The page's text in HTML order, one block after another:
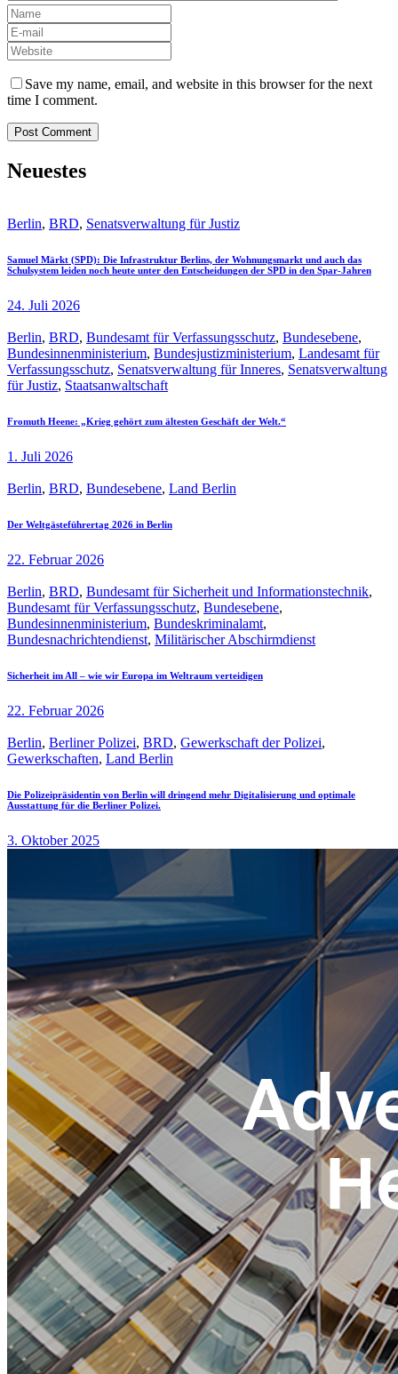
Save my name, email, and website in this browser for the next
time I comment.
Neuestes
Berlin, BRD, Senatsverwaltung für Justiz
Samuel Märkt (SPD): Die Infrastruktur Berlins, der Wohnungsmarkt und auch das
Schulsystem leiden noch heute unter den Entscheidungen der SPD in den Spar-Jahren
24. Juli 2026
Berlin, BRD, Bundesamt für Verfassungsschutz, Bundesebene,
Bundesinnenministerium, Bundesjustizministerium, Landesamt für
Verfassungsschutz, Senatsverwaltung für Inneres, Senatsverwaltung
für Justiz, Staatsanwaltschaft
Fromuth Heene: „Krieg gehört zum ältesten Geschäft der Welt.“
1. Juli 2026
Berlin, BRD, Bundesebene, Land Berlin
Der Weltgästeführertag 2026 in Berlin
22. Februar 2026
Berlin, BRD, Bundesamt für Sicherheit und Informationstechnik,
Bundesamt für Verfassungsschutz, Bundesebene,
Bundesinnenministerium, Bundeskriminalamt,
Bundesnachrichtendienst, Militärischer Abschirmdienst
Sicherheit im All – wie wir Europa im Weltraum verteidigen
22. Februar 2026
Berlin, Berliner Polizei, BRD, Gewerkschaft der Polizei,
Gewerkschaften, Land Berlin
Die Polizeipräsidentin von Berlin will dringend mehr Digitalisierung und optimale
Ausstattung für die Berliner Polizei.
3. Oktober 2025